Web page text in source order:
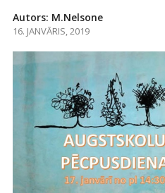
Autors: M.Nelsone
16. JANVĀRIS, 2019